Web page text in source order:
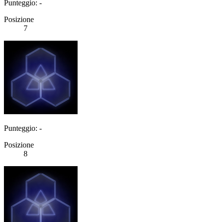
Punteggio: -
Posizione
7
Punteggio: -
Posizione
8